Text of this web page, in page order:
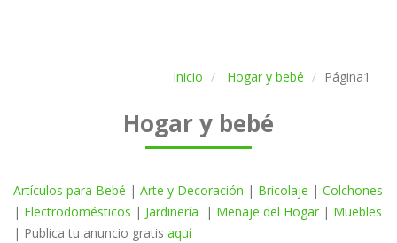
Inicio Hogar y bebé Página1
Hogar y bebé
Artículos para Bebé | Arte y Decoración | Bricolaje | Colchones
| Electrodomésticos | Jardinería | Menaje del Hogar | Muebles
| Publica tu anuncio gratis aquí